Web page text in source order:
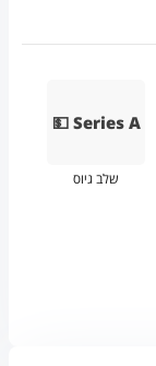
💵 Series A
שלב גיוס